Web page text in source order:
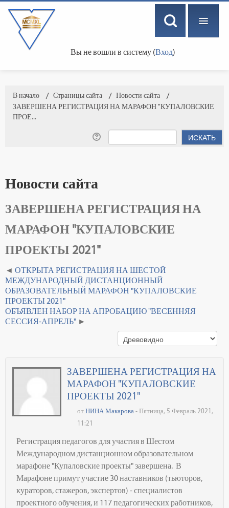
Вы не вошли в систему (Вход)
В начало → Страницы сайта → Новости сайта
→
ЗАВЕРШЕНА РЕГИСТРАЦИЯ НА МАРАФОН "КУПАЛОВСКИЕ
ПРОЕ...
Новости сайта
ЗАВЕРШЕНА РЕГИСТРАЦИЯ НА
МАРАФОН "КУПАЛОВСКИЕ
ПРОЕКТЫ 2021"
ОТКРЫТА РЕГИСТРАЦИЯ НА ШЕСТОЙ
МЕЖДУНАРОДНЫЙ ДИСТАНЦИОННЫЙ
ОБРАЗОВАТЕЛЬНЫЙ МАРАФОН "КУПАЛОВСКИЕ
ПРОЕКТЫ 2021"
ОБЪЯВЛЕН НАБОР НА АПРОБАЦИЮ "ВЕСЕННЯЯ
СЕССИЯ-АПРЕЛЬ"
ЗАВЕРШЕНА РЕГИСТРАЦИЯ НА
МАРАФОН "КУПАЛОВСКИЕ
ПРОЕКТЫ 2021"
от НИНА Макарова - Пятница, 5 Февраль 2021,
11:21
Регистрация педагогов для участия в Шестом
Международном дистанционном образовательном
марафоне "Купаловские проекты" завершена. В
Марафоне примут участие 30 наставников (тьюторов,
кураторов, стажеров, экспертов) - специалистов
проектного обучения, и 117 педагогических работников,